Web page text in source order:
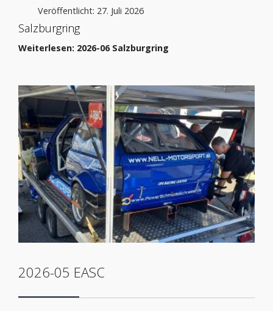
Veröffentlicht: 27. Juli 2026
Salzburgring
Weiterlesen: 2026-06 Salzburgring
2026-05 EASC